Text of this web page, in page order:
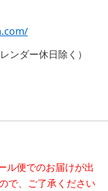
ンダー休日除く）
ル便でのお届けが出
で、ご了承ください